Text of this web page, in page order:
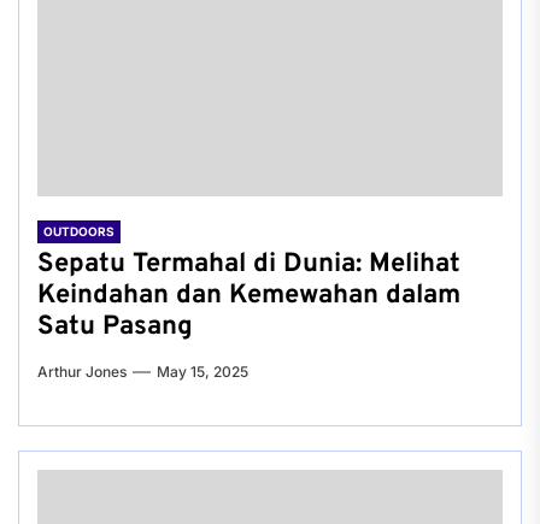
OUTDOORS
Sepatu Termahal di Dunia: Melihat
Keindahan dan Kemewahan dalam
Satu Pasang
Arthur Jones May 15, 2025